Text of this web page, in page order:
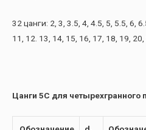
32 цанги: 2, 3, 3.5, 4, 4.5, 5, 5.5, 6,
11, 12. 13, 14, 15, 16, 17, 18, 19,
Цанги 5С для четырехгранного